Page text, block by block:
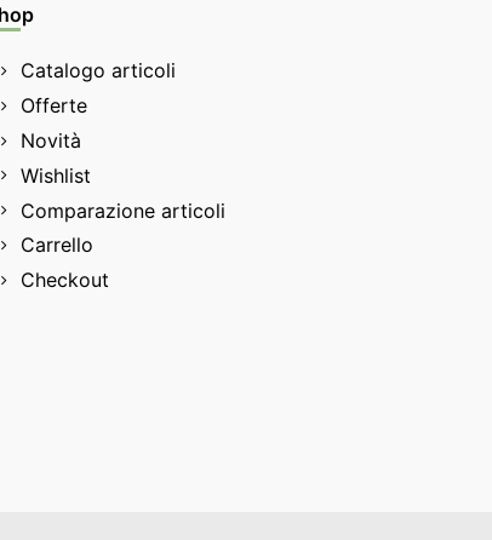
Catalogo articoli
Offerte
Novità
Wishlist
Comparazione articoli
Carrello
Checkout